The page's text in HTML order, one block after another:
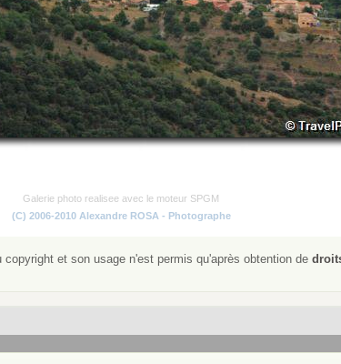
Galerie photo realisee avec le moteur SPGM
(C) 2006-2010 Alexandre ROSA - Photographe
et son usage n'est permis qu'après obtention de